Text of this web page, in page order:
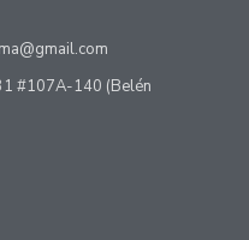
#107A-140 (Belén